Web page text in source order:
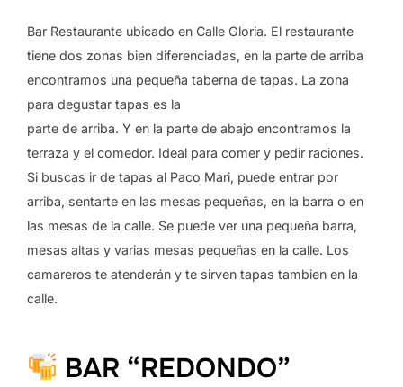
Bar Restaurante ubicado en Calle Gloria. El restaurante
tiene dos zonas bien diferenciadas, en la parte de arriba
encontramos una pequeña taberna de tapas. La zona
para degustar tapas es la
parte de arriba. Y en la parte de abajo encontramos la
terraza y el comedor. Ideal para comer y pedir raciones.
Si buscas ir de tapas al Paco Mari, puede entrar por
arriba, sentarte en las mesas pequeñas, en la barra o en
las mesas de la calle. Se puede ver una pequeña barra,
mesas altas y varias mesas pequeñas en la calle. Los
camareros te atenderán y te sirven tapas tambien en la
calle.
BAR “REDONDO”